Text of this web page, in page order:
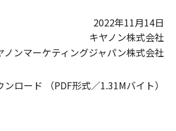
2022年11月14日
キヤノン株式会社
ノンマーケティングジャパン株式会社
ンロード （PDF形式／1.31Mバイト）